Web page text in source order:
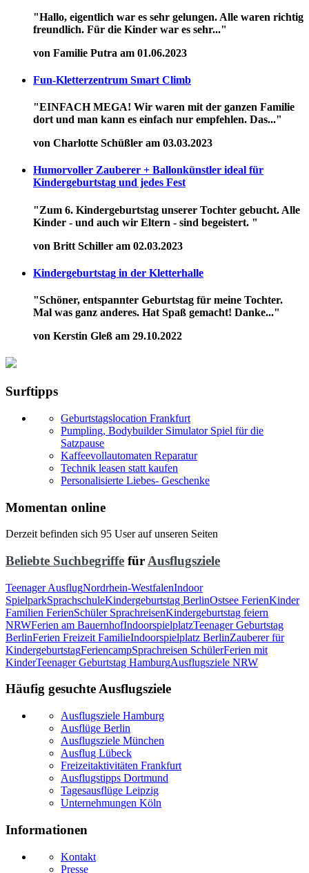
"Hallo, eigentlich war es sehr gelungen. Alle waren richtig
freundlich. Für die Kinder war es sehr..."
von Familie Putra am 01.06.2023
Fun-Kletterzentrum Smart Climb
"EINFACH MEGA! Wir waren mit der ganzen Familie
dort und man kann es einfach nur empfehlen. Das..."
von Charlotte Schüßler am 03.03.2023
Humorvoller Zauberer + Ballonkünstler ideal für
Kindergeburtstag und jedes Fest
"Zum 6. Kindergeburtstag unserer Tochter gebucht. Alle
Kinder - und auch wir Eltern - sind begeistert. "
von Britt Schiller am 02.03.2023
Kindergeburtstag in der Kletterhalle
"Schöner, entspannter Geburtstag für meine Tochter.
Mal was ganz anderes. Hat Spaß gemacht! Danke..."
von Kerstin Gleß am 29.10.2022
Surftipps
Geburtstagslocation Frankfurt
Pumpling, Bodybuilder Simulator Spiel für die
Satzpause
Kaffeevollautomaten Reparatur
Technik leasen statt kaufen
Personalisierte Liebes- Geschenke
Momentan online
Derzeit befinden sich 95 User auf unseren Seiten
Beliebte Suchbegriffe für Ausflugsziele
Teenager AusflugNordrhein-WestfalenIndoor
SpielparkSprachschuleKindergeburtstag BerlinOstsee FerienKinder
Familien FerienSchüler SprachreisenKindergeburtstag feiern
NRWFerien am BauernhofIndoorspielplatzTeenager Geburtstag
BerlinFerien Freizeit FamilieIndoorspielplatz BerlinZauberer für
KindergeburtstagFeriencampSprachreisen SchülerFerien mit
KinderTeenager Geburtstag HamburgAusflugsziele NRW
Häufig gesuchte Ausflugsziele
Ausflugsziele Hamburg
Ausflüge Berlin
Ausflugsziele München
Ausflug Lübeck
Freizeitaktivitäten Frankfurt
Ausflugstipps Dortmund
Tagesausflüge Leipzig
Unternehmungen Köln
Informationen
Kontakt
Presse